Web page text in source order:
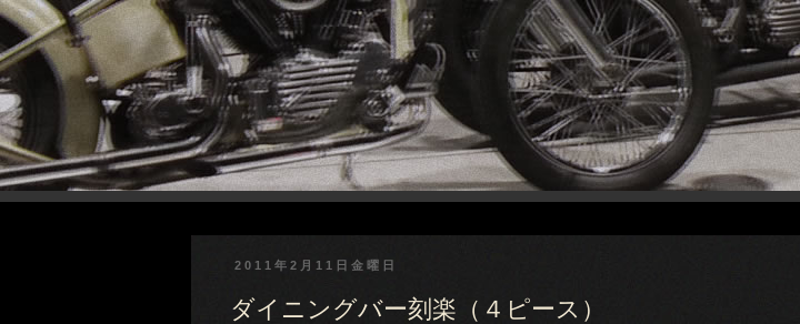
2011年2月11日金曜日
ダイニングバー刻楽（４ピース）